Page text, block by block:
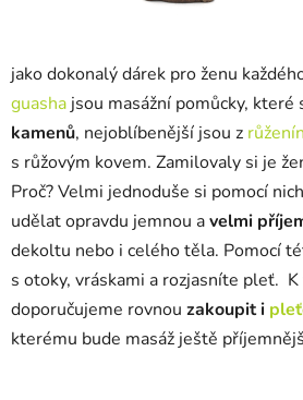
jako dokonalý dárek pro ženu
guasha jsou masážní pomůcky, které
kamenů, nejoblíbenější jsou z
s růžovým kovem. Zamilovaly si je
Proč? Velmi jednoduše si pomocí
udělat opravdu jemnou avelmi
dekoltu nebo i celého těla. Pomocí
s otoky, vráskami a rozjasníte pleť.
doporučujeme rovnou zakoupit i
kterému bude masáž ještě